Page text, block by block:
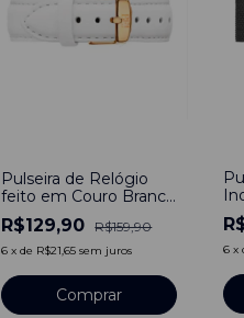
Pulseira de Relógio
feito em Couro Branco
20mm
R$129,90 R$159,90
6 xde R$21,65 sem juros
Comprar
6 x